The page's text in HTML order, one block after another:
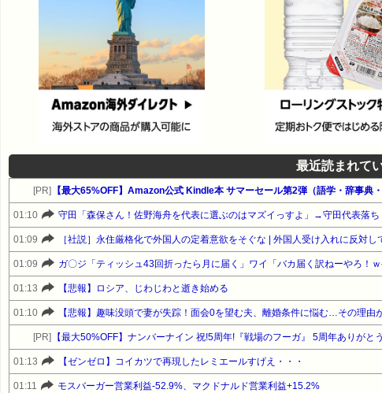
最近読まれて
[PR]
01:10 守田「森保さん！佐野海舟を代表に選ぶのはマズイっすよ」→守田代表落ち
01:09
01:09 ガ〇ジ「ティッシュ43回折ったら月に届く」ワイ「バカ届く訳ねーやろ！ｗ
01:13 【悲報】ロシア、じわじわと逝き始める
01:10 【悲報】趣味没頭で妻が失踪！面会0を望む夫、離婚条件に悩む…その理由
[PR] 【最大50%OFF】ナンバーナイン 祝!5周年!『戦場のフーガ』 5周年ありがと
01:13 【ゼンゼロ】コイカツで再現したレミエールすげえ・・・
01:11 モスバーガー営業利益-52.9%、マクドナルド営業利益+15.2%